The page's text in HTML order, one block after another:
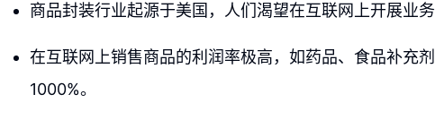
商品封装行业起源于美国，人们渴望在互联网上开展业
在互联网上销售商品的利润率极高，如药品、食品补充
1000%。